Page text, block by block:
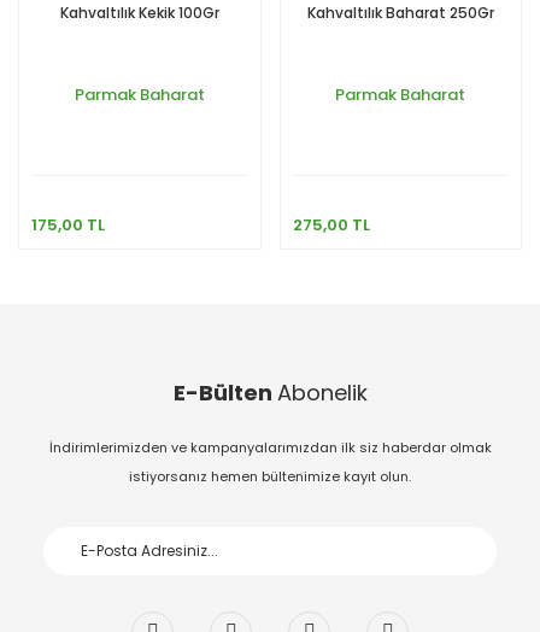
Kahvaltılık Kekik 100Gr
Parmak Baharat
175,00 TL
Kahvaltılık Baharat 250Gr
Parmak Baharat
275,00 TL
E-Bülten Abonelik
İndirimlerimizden ve kampanyalarımızdan ilk siz haberdar olmak
istiyorsanız hemen bültenimize kayıt olun.